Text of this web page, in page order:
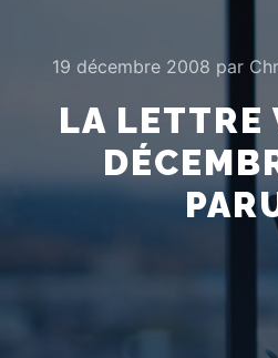
19 décembre 2008 par
LA LETTRE